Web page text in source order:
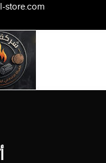
content
store.com